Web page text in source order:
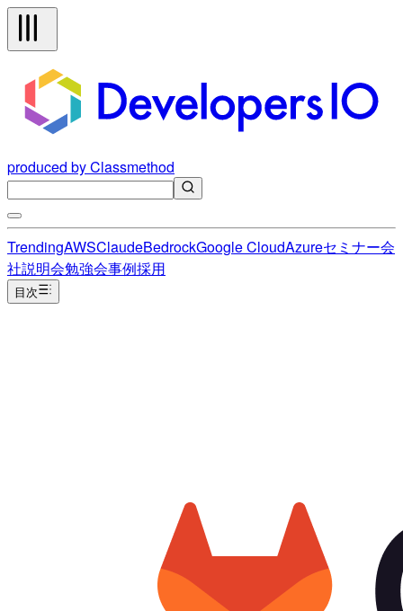
produced by Classmethod
TrendingAWSClaudeBedrockGoogle CloudAzureセミナー会
社説明会勉強会事例採用
目次